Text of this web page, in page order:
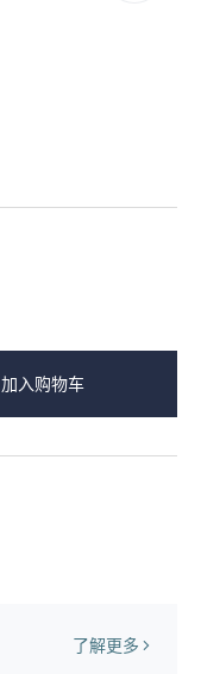
加入购物车
了解更多